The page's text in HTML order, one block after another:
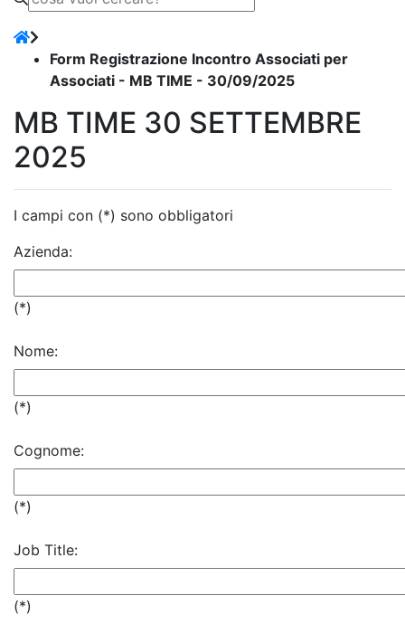
Form Registrazione Incontro Associati per
Associati - MB TIME - 30/09/2025
MB TIME 30 SETTEMBRE
2025
I campi con (*) sono obbligatori
Azienda:
(*)
Nome:
(*)
Cognome:
(*)
Job Title:
(*)